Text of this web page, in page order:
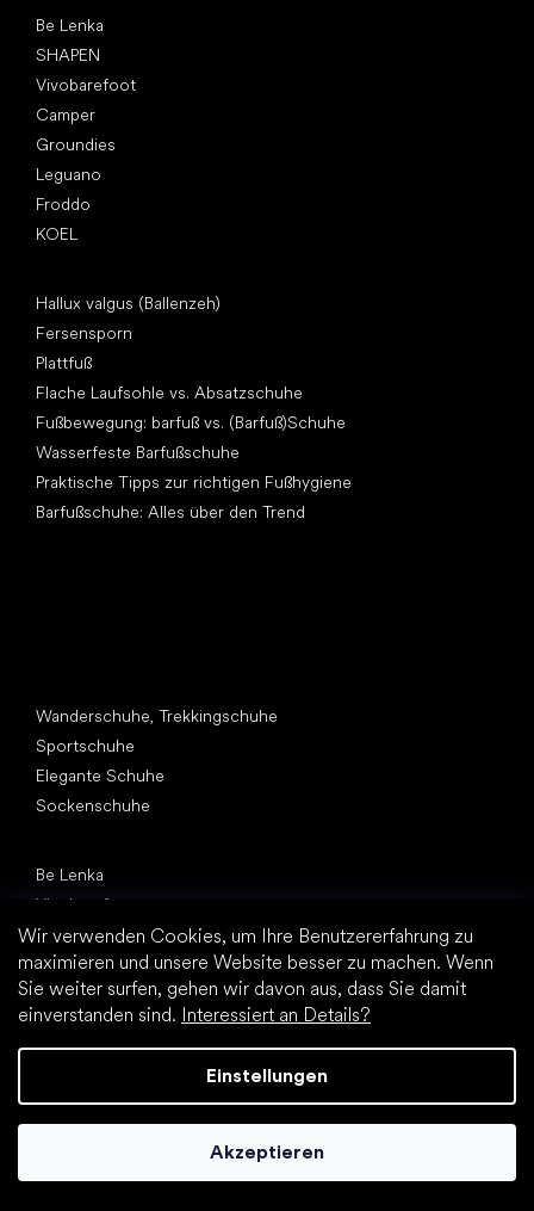
Wir verwenden Cookies, um Ihre Benutzererfahrung zu
maximieren und unsere Website besser zu machen. Wenn
Sie weiter surfen, gehen wir davon aus, dass Sie damit
einverstanden sind. Interessiert an Details?
Einstellungen
Akzeptieren
Be Lenka
SHAPEN
Vivobarefoot
Camper
Groundies
Leguano
Froddo
KOEL
Hallux valgus (Ballenzeh)
Fersensporn
Plattfuß
Flache Laufsohle vs. Absatzschuhe
Fußbewegung: barfuß vs. (Barfuß)Schuhe
Wasserfeste Barfußschuhe
Praktische Tipps zur richtigen Fußhygiene
Barfußschuhe: Alles über den Trend
Wanderschuhe, Trekkingschuhe
Sportschuhe
Elegante Schuhe
Sockenschuhe
Be Lenka
Vivobarefoot
Groundies
Leguano
Xero Shoes
Skinners
Tipps zum Auswahl von Wanderschuhen
Rückenschmerzen und andere Schmerzen